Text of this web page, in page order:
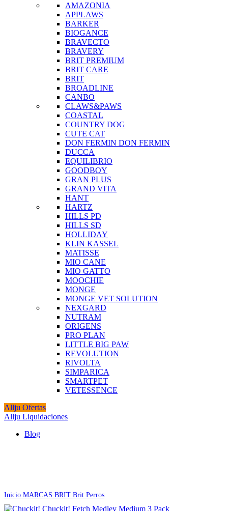
AMAZONIA
APPLAWS
BARKER
BIOGANCE
BRAVECTO
BRAVERY
BRIT PREMIUM
BRIT CARE
BRIT
BROADLINE
CANBO
CLAWS&PAWS
COASTAL
COUNTRY DOG
CUTE CAT
DON FERMIN DON FERMIN
DUCCA
EQUILIBRIO
GOODBOY
GRAN PLUS
GRAND VITA
HANT
HARTZ
HILLS PD
HILLS SD
HOLLIDAY
KLIN KASSEL
MATISSE
MIO CANE
MIO GATTO
MOOCHIE
MONGE
MONGE VET SOLUTION
NEXGARD
NUTRAM
ORIGENS
PRO PLAN
LITTLE BIG PAW
REVOLUTION
RIVOLTA
SIMPARICA
SMARTPET
VETESSENCE
Allju Ofertas
Allju Liquidaciones
Blog
Inicio MARCAS BRIT Brit Perros